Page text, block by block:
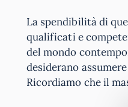
La spendibilità di
qualificati e
del mondo
desiderano
Ricordiamo che il